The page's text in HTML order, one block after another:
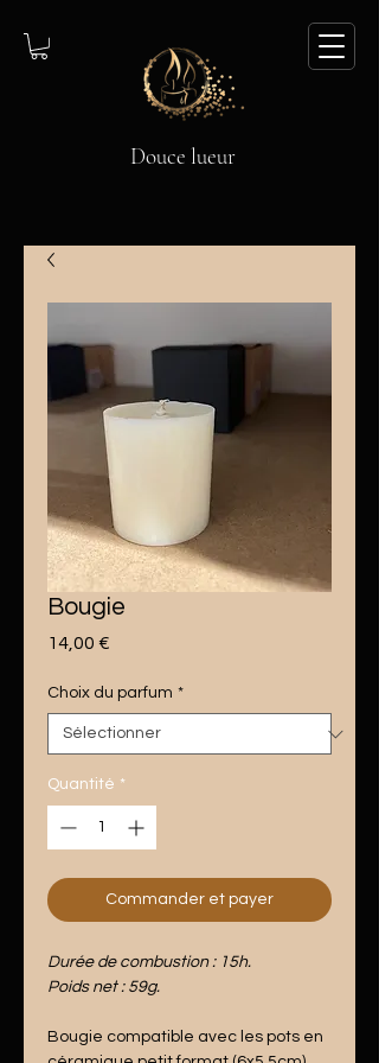
Douce lueur
Bougie
14,00 €
Choix du parfum *
Quantité *
Commander et payer
Durée de combustion : 15h.
Poids net : 59g.
Bougie compatible avec les pots en